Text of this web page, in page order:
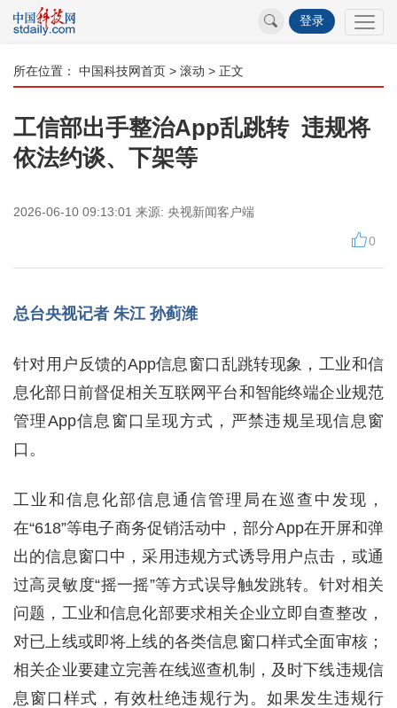
登录
所在位置： 中国科技网首页 > 滚动 > 正文
工信部出手整治App乱跳转 违规将
依法约谈、下架等
2026-06-10 09:13:01 来源: 央视新闻客户端
0
总台央视记者 朱江 孙蓟潍
针对用户反馈的App信息窗口乱跳转现象，工业和信
息化部日前督促相关互联网平台和智能终端企业规范
管理App信息窗口呈现方式，严禁违规呈现信息窗
口。
工业和信息化部信息通信管理局在巡查中发现，
在“618”等电子商务促销活动中，部分App在开屏和弹
出的信息窗口中，采用违规方式诱导用户点击，或通
过高灵敏度“摇一摇”等方式误导触发跳转。针对相关
问题，工业和信息化部要求相关企业立即自查整改，
对已上线或即将上线的各类信息窗口样式全面审核；
相关企业要建立完善在线巡查机制，及时下线违规信
息窗口样式，有效杜绝违规行为。如果发生违规行